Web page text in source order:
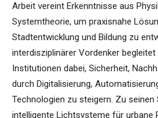
Arbeit vereint Erkenntnisse aus
Systemtheorie, um praxisnahe
Stadtentwicklung und Bildung zu
interdisziplinärer Vordenker
Institutionen dabei, Sicherheit,
durch Digitalisierung,
Technologien zu steigern. Zu seinen
intelligente Lichtsysteme für urbane